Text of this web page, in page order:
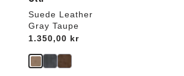
Suede Leather
Gray Taupe
Price:
1.350,00 kr